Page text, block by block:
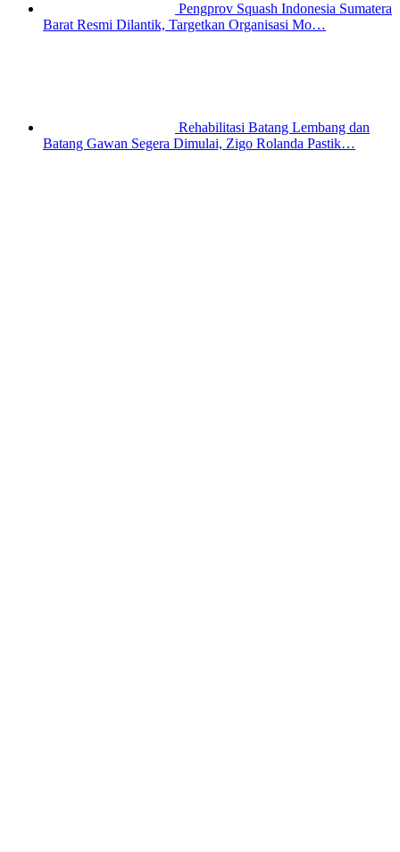
Pengprov Squash Indonesia Sumatera
Barat Resmi Dilantik, Targetkan Organisasi Mo…
Rehabilitasi Batang Lembang dan
Batang Gawan Segera Dimulai, Zigo Rolanda Pastik…